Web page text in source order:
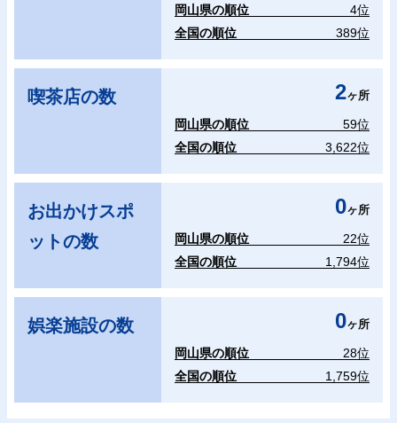
岡山県の順位
4位
全国の順位
389位
喫茶店の数 2ヶ所
岡山県の順位
59位
全国の順位
3,622位
お出かけスポ
ットの数
0ヶ所
岡山県の順位
22位
全国の順位
1,794位
娯楽施設の数 0ヶ所
岡山県の順位
28位
全国の順位
1,759位